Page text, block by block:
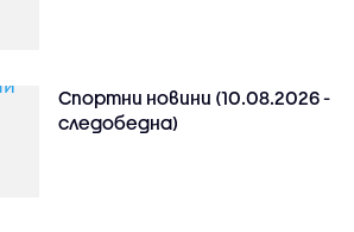
Спортни новини (10.08.2026 -
следобедна)